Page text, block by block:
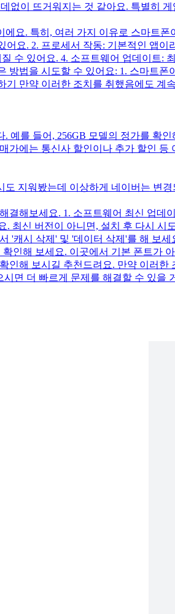
이 뜨거워지는 것 같아요. 특별히
요. 특히, 여러 가지 이유로 스마트
요. 2. 프로세서 작동: 기본적인 앱
수 있어요. 4. 소프트웨어 업데이트:
법을 시도할 수 있어요: 1. 스마트
만약 이러한 조치를 취했음에도
를 들어, 256GB 모델의 정가를 확
가에는 통신사 할인이나 추가 할인
지워봤는데 이상하게 네이버는 변
해보세요. 1. 소프트웨어 최신 업데
최신 버전이 아니면, 설치 후 다시 시
'캐시 삭제' 및 '데이터 삭제'를 해 보
인해 보세요. 이곳에서 기본 폰트가
해 보시길 추천드려요. 만약 이러
면 더 빠르게 문제를 해결할 수 있을